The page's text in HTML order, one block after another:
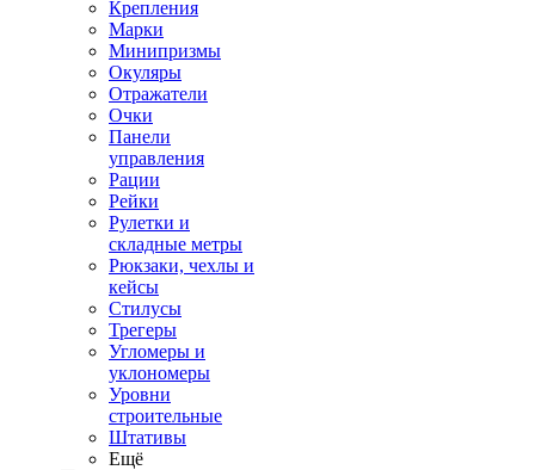
Крепления
Марки
Минипризмы
Окуляры
Отражатели
Очки
Панели
управления
Рации
Рейки
Рулетки и
складные метры
Рюкзаки, чехлы и
кейсы
Стилусы
Трегеры
Угломеры и
уклономеры
Уровни
строительные
Штативы
Ещё